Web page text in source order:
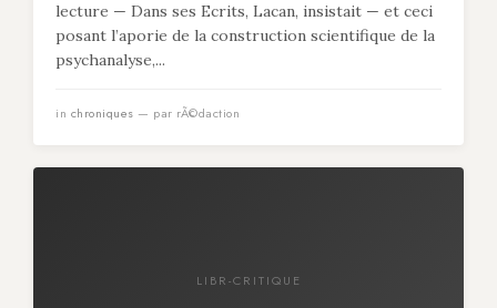
lecture — Dans ses Ecrits, Lacan, insistait — et ceci
posant l’aporie de la construction scientifique de la
psychanalyse,...
in chroniques — par rÃ©daction
LIBR-CRITIQUE